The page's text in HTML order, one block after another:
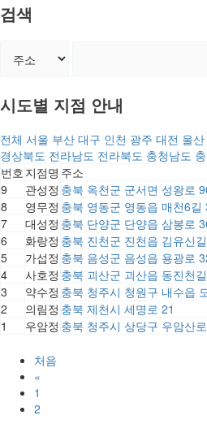
검색
시도별 지점 안내
전체 서울 부산 대구 인천 광주 대전 울산
경상북도 전라남도 전라북도 충청남도
번호 지점명 주소
9
관성정 충북 옥천군 군서면 성왕로
8
영무정 충북 영동군 영동읍 매천6길
7
대성정 충북 단양군 단양읍 삼봉로
6
화랑정 충북 진천군 진천읍 김유신
5
가섭정 충북 음성군 음성읍 용광로
4
사호정 충북 괴산군 괴산읍 동진천
3
약수정 충북 청주시 청원구 내수읍
2
의림정 충북 제천시 세명로 21
1
우암정 충북 청주시 상당구 우암산
처음
«
1
2